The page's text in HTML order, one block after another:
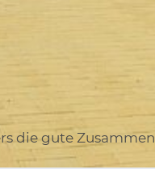
die gute